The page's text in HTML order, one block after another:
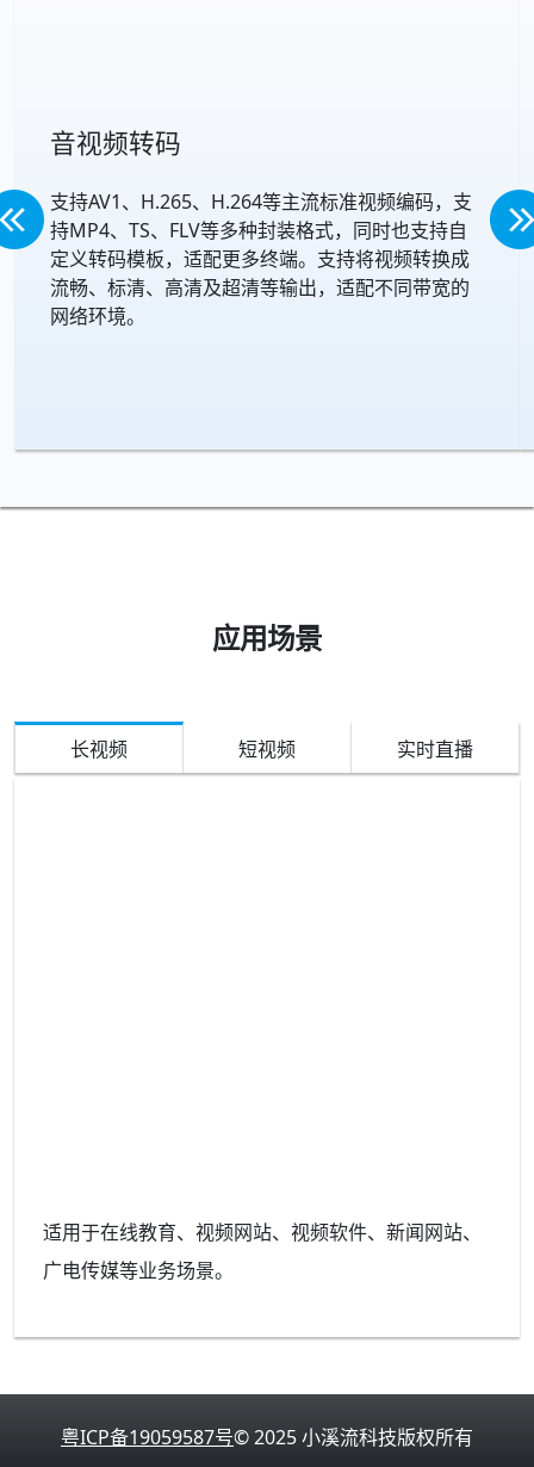
音视频转码
支持AV1、H.265、H.264等主流标准视频编码，支
持MP4、TS、FLV等多种封装格式，同时也支持自
定义转码模板，适配更多终端。支持将视频转换成
流畅、标清、高清及超清等输出，适配不同带宽的
网络环境。
应用场景
长视频 短视频 实时直播
适用于在线教育、视频网站、视频软件、新闻网站、
广电传媒等业务场景。
粤ICP备19059587号© 2025 小溪流科技版权所有